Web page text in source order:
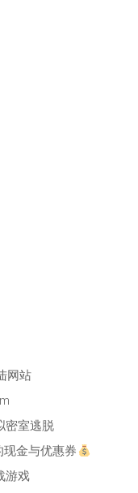
网站
密室逃脱
现金与优惠券
游戏